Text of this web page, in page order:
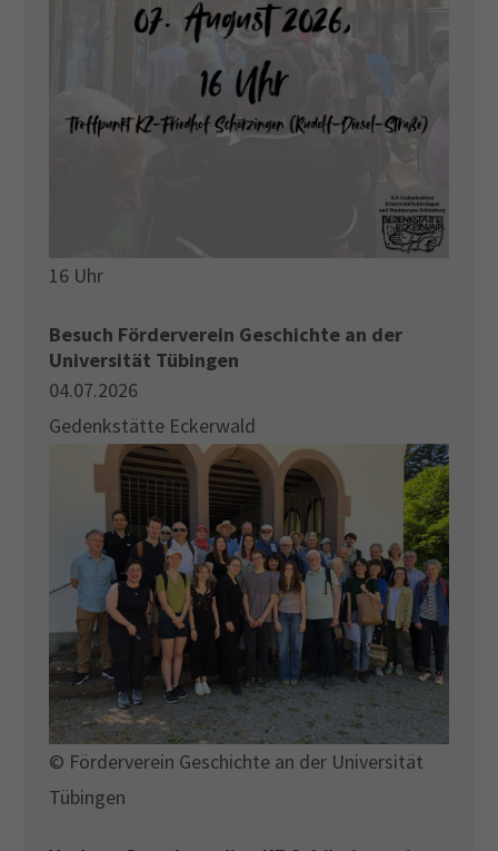
16 Uhr
Besuch Förderverein Geschichte an der
Universität Tübingen
04.07.2026
Gedenkstätte Eckerwald
© Förderverein Geschichte an der Universität
Tübingen